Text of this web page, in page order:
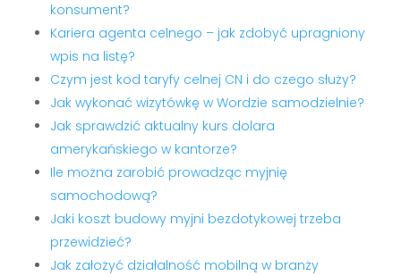
konsument?
Kariera agenta celnego – jak zdobyć upragniony
wpis na listę?
Czym jest kod taryfy celnej CN i do czego służy?
Jak wykonać wizytówkę w Wordzie samodzielnie?
Jak sprawdzić aktualny kurs dolara
amerykańskiego w kantorze?
Ile można zarobić prowadząc myjnię
samochodową?
Jaki koszt budowy myjni bezdotykowej trzeba
przewidzieć?
Jak założyć działalność mobilną w branży